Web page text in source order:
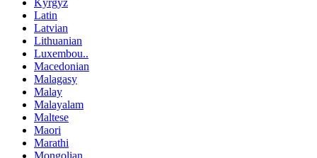
Kyrgyz
Latin
Latvian
Lithuanian
Luxembou..
Macedonian
Malagasy
Malay
Malayalam
Maltese
Maori
Marathi